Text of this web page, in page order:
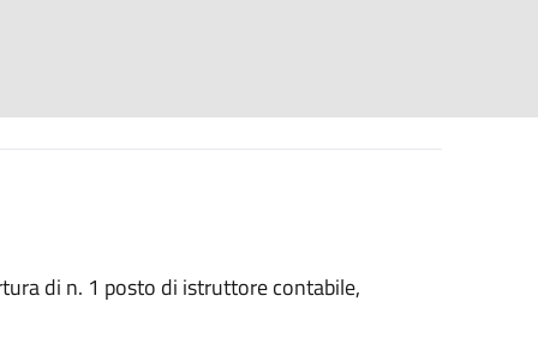
di n. 1 posto di istruttore contabile,